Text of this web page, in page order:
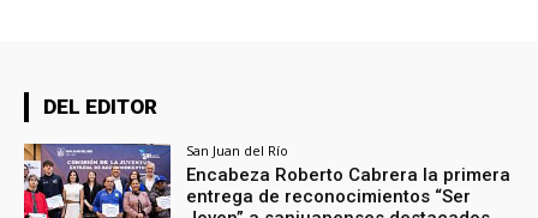
DEL EDITOR
San Juan del Río
Encabeza Roberto Cabrera la primera
entrega de reconocimientos “Ser